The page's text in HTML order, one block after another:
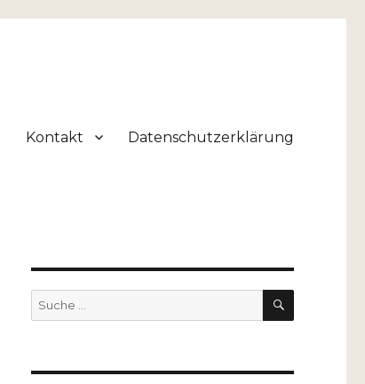
Kontakt Datenschutzerklärung
Suche
nach:
SUCHEN